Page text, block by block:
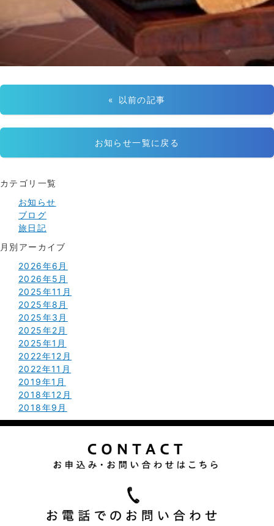
« 以前の記事
お知らせ一覧に戻る
カテゴリ一覧
お知らせ
ブログ
旅日記
月別アーカイブ
2026年6月
2026年5月
2025年11月
2025年8月
2025年3月
2025年2月
2025年1月
2022年12月
2022年11月
2019年1月
2018年12月
2018年9月